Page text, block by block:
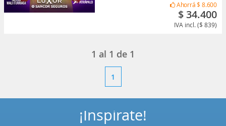
Ahorrá$ 8.600
$ 34.400
IVA incl. ($ 839)
1 al 1 de 1
1
¡Inspírate!